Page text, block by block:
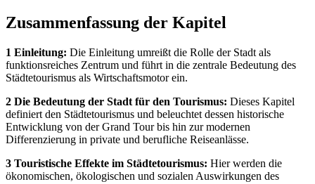
Zusammenfassung der Kapitel
1 Einleitung: Die Einleitung umreißt die Rolle der Stadt als
funktionsreiches Zentrum und führt in die zentrale Bedeutung des
Städtetourismus als Wirtschaftsmotor ein.
2 Die Bedeutung der Stadt für den Tourismus: Dieses Kapitel
definiert den Städtetourismus und beleuchtet dessen historische
Entwicklung von der Grand Tour bis hin zur modernen
Differenzierung in private und berufliche Reiseanlässe.
3 Touristische Effekte im Städtetourismus: Hier werden die
ökonomischen, ökologischen und sozialen Auswirkungen des